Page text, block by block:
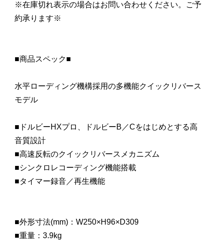
※在庫切れ表示の場合はお問い合わせください。ご予
約承ります※
■商品スペック■
水平ローディング機構採用の多機能クイックリバース
モデル
■ドルビーHXプロ、ドルビーB／Cをはじめとする高
音質設計
■高速反転のクイックリバースメカニズム
■シンクロレコーディング機能搭載
■タイマー録音／再生機能
■外形寸法(mm)：W250×H96×D309
■重量：3.9kg